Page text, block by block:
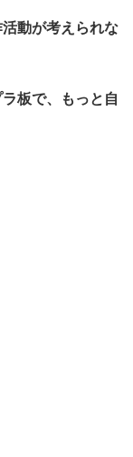
動が考えられな
板で、もっと自